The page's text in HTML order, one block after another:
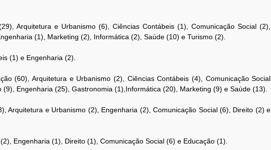
Arquitetura e Urbanismo (6), Ciências Contábeis (1), Comunicação Social (2),
(1), Marketing (2), Informática (2), Saúde (10) e Turismo (2).
(1) e Engenharia (2).
(60), Arquitetura e Urbanismo (2), Ciências Contábeis (4), Comunicação Social
(9), Engenharia (25), Gastronomia (1),Informática (20), Marketing (9) e Saúde (13).
Arquitetura e Urbanismo (2), Engenharia (2), Comunicação Social (6), Direito (2) e
Engenharia (1), Direito (1), Comunicação Social (6) e Educação (1).